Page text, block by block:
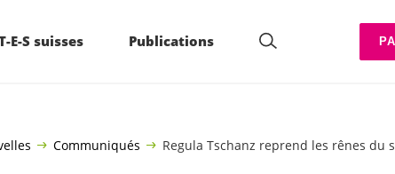
E-S suisses Publications
Communiqués Regula Tschanz reprend les rênes du